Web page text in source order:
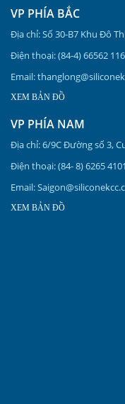
VP PHÍA BẮC
Địa chỉ: Số 30-B7 Khu Đô
Điện thoại: (84-4) 66562
Email:
XEM BẢN ĐỒ
VP PHÍA NAM
Địa chỉ: 6/9C Đường số 3,
Điện thoại: (84- 8) 6265
Email:
XEM BẢN ĐỒ